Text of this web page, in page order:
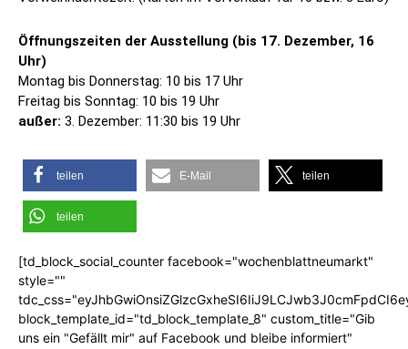
Öffnungszeiten der Ausstellung (bis 17. Dezember, 16
Uhr)
Montag bis Donnerstag: 10 bis 17 Uhr
Freitag bis Sonntag: 10 bis 19 Uhr
außer: 3. Dezember: 11:30 bis 19 Uhr
teilen E-Mail teilen
teilen
[td_block_social_counter facebook="wochenblattneumarkt"
style=""
block_template_id="td_block_template_8" custom_title="Gib
uns ein "Gefällt mir" auf Facebook und bleibe informiert"